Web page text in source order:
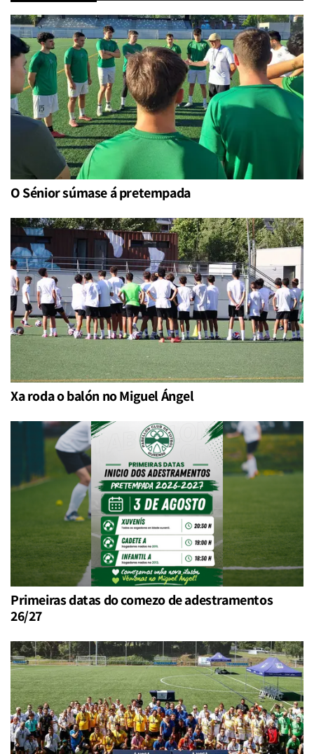
O Sénior súmase á pretempada
Xa roda o balón no Miguel Ángel
Primeiras datas do comezo de adestramentos
26/27